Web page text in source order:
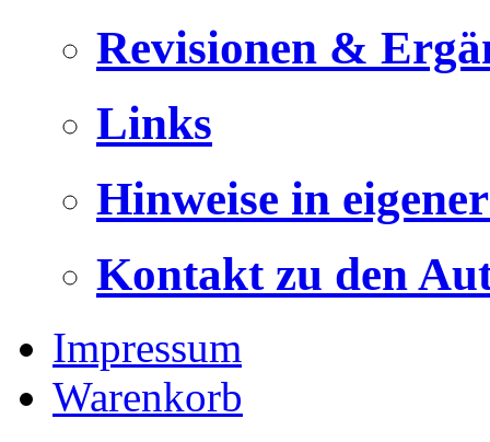
Revisionen &
Links
Hinweise in
Kontakt zu den
Impressum
Warenkorb